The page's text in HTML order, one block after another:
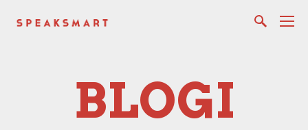
BLOGI